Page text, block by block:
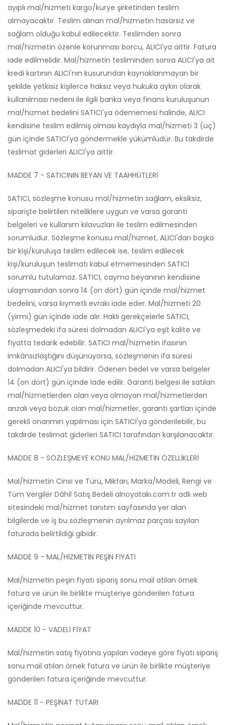
ayıplı mal/hizmeti kargo/kurye şirketinden teslim
almayacaktır. Teslim alınan mal/hizmetin hasarsız ve
sağlam olduğu kabul edilecektir. Teslimden sonra
mal/hizmetin özenle korunması borcu, ALICI'ya aittir. Fatura
iade edilmelidir. Mal/hizmetin tesliminden sonra ALICI'ya ait
kredi kartının ALICI'nın kusurundan kaynaklanmayan bir
şekilde yetkisiz kişilerce haksız veya hukuka aykırı olarak
kullanılması nedeni ile ilgili banka veya finans kuruluşunun
mal/hizmet bedelini SATICI'ya ödememesi halinde, ALICI
kendisine teslim edilmiş olması kaydıyla mal/hizmeti 3 (üç)
gün içinde SATICI'ya göndermekle yükümlüdür. Bu takdirde
teslimat giderleri ALICI'ya aittir.
MADDE 7 - SATICININ BEYAN VE TAAHHÜTLERİ
SATICI, sözleşme konusu mal/hizmetin sağlam, eksiksiz,
siparişte belirtilen niteliklere uygun ve varsa garanti
belgeleri ve kullanım kılavuzları ile teslim edilmesinden
sorumludur. Sözleşme konusu mal/hizmet, ALICI'dan başka
bir kişi/kuruluşa teslim edilecek ise, teslim edilecek
kişi/kuruluşun teslimatı kabul etmemesinden SATICI
sorumlu tutulamaz. SATICI, cayma beyanının kendisine
ulaşmasından sonra 14 (on dört) gün içinde mal/hizmet
bedelini, varsa kıymetli evrakı iade eder. Mal/hizmeti 20
(yirmi) gün içinde iade alır. Haklı gerekçelerle SATICI,
sözleşmedeki ifa süresi dolmadan ALICI'ya eşit kalite ve
fiyatta tedarik edebilir. SATICI mal/hizmetin ifasının
imkânsızlaştığını düşünüyorsa, sözleşmenin ifa süresi
dolmadan ALICI'ya bildirir. Ödenen bedel ve varsa belgeler
14 (on dört) gün içinde iade edilir. Garanti belgesi ile satılan
mal/hizmetlerden olan veya olmayan mal/hizmetlerden
arızalı veya bozuk olan mal/hizmetler, garanti şartları içinde
gerekli onarımın yapılması için SATICI'ya gönderilebilir, bu
takdirde teslimat giderleri SATICI tarafından karşılanacaktır.
MADDE 8 - SÖZLEŞMEYE KONU MAL/HİZMETİN ÖZELLİKLERİ
Mal/hizmetin Cinsi ve Türü, Miktarı, Marka/Modeli, Rengi ve
Tüm Vergiler Dâhil Satış Bedeli alnoyatakı.com.tr adlı web
sitesindeki mal/hizmet tanıtım sayfasında yer alan
bilgilerde ve iş bu sözleşmenin ayrılmaz parçası sayılan
faturada belirtildiği gibidir.
MADDE 9 - MAL/HİZMETİN PEŞİN FİYATI
Mal/hizmetin peşin fiyatı sipariş sonu mail atılan örnek
fatura ve ürün ile birlikte müşteriye gönderilen fatura
içeriğinde mevcuttur.
MADDE 10 - VADELİ FİYAT
Mal/hizmetin satış fiyatına yapılan vadeye göre fiyatı sipariş
sonu mail atılan örnek fatura ve ürün ile birlikte müşteriye
gönderilen fatura içeriğinde mevcuttur.
MADDE 11 - PEŞİNAT TUTARI